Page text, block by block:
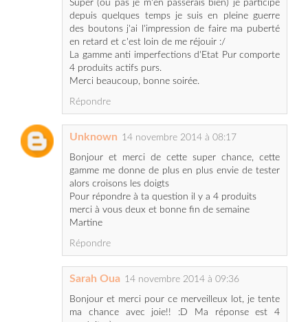
La gamme anti imperfections d'Etat Pur comporte
4 produits actifs purs.
Merci beaucoup, bonne soirée.
Répondre
Bonjour et merci de cette super chance, cette
gamme me donne de plus en plus envie de tester
alors croisons les doigts
Pour répondre à ta question il y a 4 produits
merci à vous deux et bonne fin de semaine
Martine
Répondre
Bonjour et merci pour ce merveilleux lot, je tente
ma chance avec joie!! :D Ma réponse est 4
produits :)
Bonne journée!!
Répondre